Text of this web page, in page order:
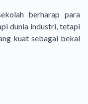
berharap para
dunia industri, tetapi
kuat sebagai bekal